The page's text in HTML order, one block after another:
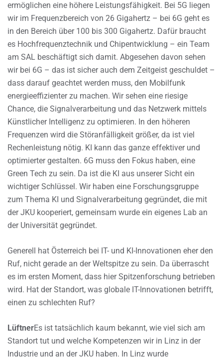
ermöglichen eine höhere Leistungsfähigkeit. Bei 5G liegen
wir im Frequenzbereich von 26 Gigahertz – bei 6G geht es
in den Bereich über 100 bis 300 Gigahertz. Dafür braucht
es Hochfrequenztechnik und Chipentwicklung – ein Team
am SAL beschäftigt sich damit. Abgesehen davon sehen
wir bei 6G – das ist sicher auch dem Zeitgeist geschuldet –
dass darauf geachtet werden muss, den Mobilfunk
energieeffizienter zu machen. Wir sehen eine riesige
Chance, die Signalverarbeitung und das Netzwerk mittels
Künstlicher Intelligenz zu optimieren. In den höheren
Frequenzen wird die Störanfälligkeit größer, da ist viel
Rechenleistung nötig. KI kann das ganze effektiver und
optimierter gestalten. 6G muss den Fokus haben, eine
Green Tech zu sein. Da ist die KI aus unserer Sicht ein
wichtiger Schlüssel. Wir haben eine Forschungsgruppe
zum Thema KI und Signalverarbeitung gegründet, die mit
der JKU kooperiert, gemeinsam wurde ein eigenes Lab an
der Universität gegründet.
Generell hat Österreich bei IT- und KI-Innovationen eher den
Ruf, nicht gerade an der Weltspitze zu sein. Da überrascht
es im ersten Moment, dass hier Spitzenforschung betrieben
wird. Hat der Standort, was globale IT-Innovationen betrifft,
einen zu schlechten Ruf?
LüftnerEs ist tatsächlich kaum bekannt, wie viel sich am
Standort tut und welche Kompetenzen wir in Linz in der
Industrie und an der JKU haben. In Linz wurde